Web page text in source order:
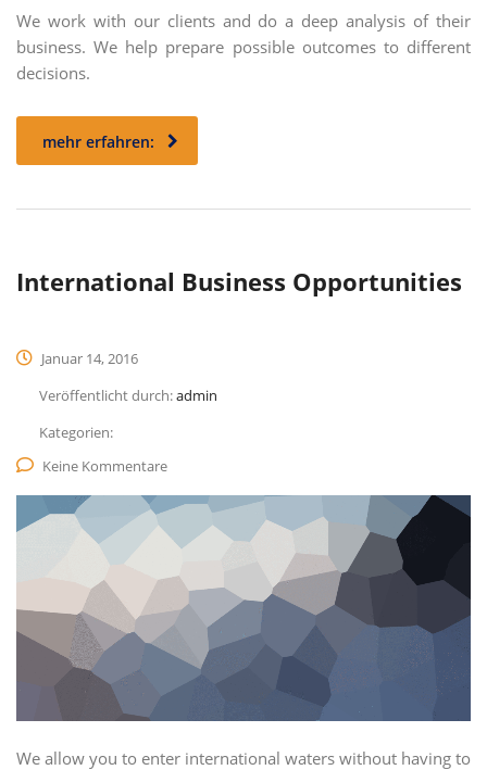
We work with our clients and do a deep analysis of their
business. We help prepare possible outcomes to different
decisions.
mehr erfahren:
International Business Opportunities
Januar 14, 2016
Veröffentlicht durch:admin
Kategorien:
Keine Kommentare
We allow you to enter international waters without having to